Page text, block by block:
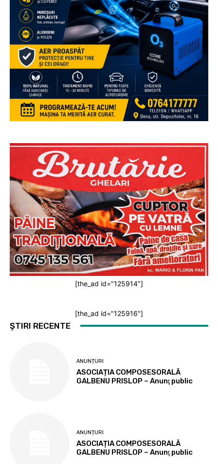
[the_ad id="125914"]
[the_ad id="125916"]
ȘTIRI RECENTE
ANUNȚURI
ASOCIAȚIA COMPOSESORALĂ
GALBENU PRISLOP – Anunţ public
ANUNȚURI
ASOCIAȚIA COMPOSESORALĂ
GALBENU PRISLOP – Anunţ public